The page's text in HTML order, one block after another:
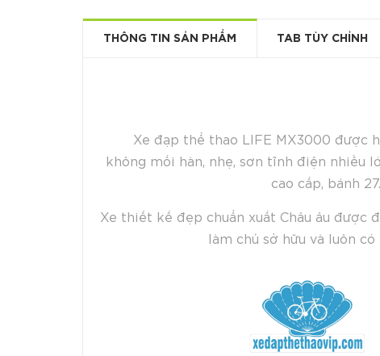
THÔNG TIN SẢN PHẨM TAB TÙY CHỈNH
Xe đạp thể thao LIFE MX3000 được
không mối hàn, nhẹ, sơn tĩnh điện nhiều
cao cấp, bánh
Xe thiết kế đẹp chuẩn xuất Châu âu được
làm chủ sở hữu và luôn